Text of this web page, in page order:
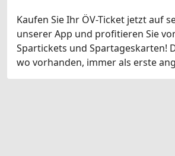
Kaufen Sie Ihr ÖV-Ticket jetzt auf
unserer App und profitieren Sie
Spartickets und Spartageskarten!
wo vorhanden, immer als erste